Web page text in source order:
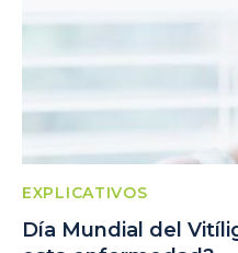
EXPLICATIVOS
Día Mundial del